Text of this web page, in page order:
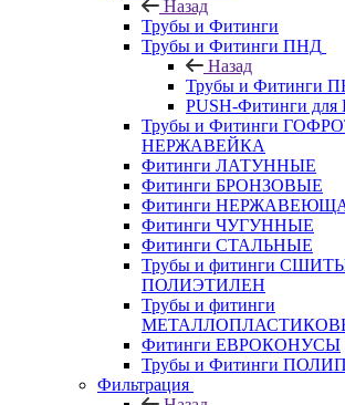
Назад
Трубы и Фитинги
Трубы и Фитинги ПНД
Назад
Трубы и Фитинги
PUSH-Фитинги
Трубы и Фитинги
НЕРЖАВЕЙКА
Фитинги ЛАТУННЫЕ
Фитинги БРОНЗОВЫЕ
Фитинги
Фитинги ЧУГУННЫЕ
Фитинги СТАЛЬНЫЕ
Трубы и фитинги
ПОЛИЭТИЛЕН
Трубы и фитинги
Фитинги ЕВРОКОНУСЫ
Трубы и Фитинги
Фильтрация